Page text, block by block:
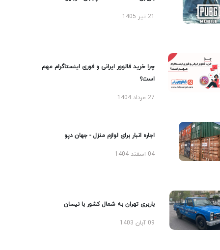
چرا خرید فالوور ایرانی و فوری اینستاگرام مهم
است؟
27 مرداد 1404
اجاره انبار برای لوازم منزل - جهان دپو
04 اسفند 1404
باربری تهران به شمال کشور با نیسان
09 آبان 1403